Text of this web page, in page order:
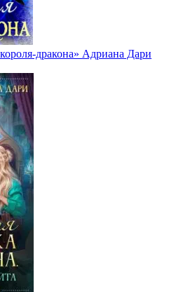
дракона» Адриана Дари